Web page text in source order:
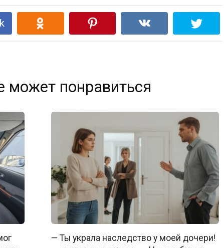
может понравиться
— Ты украла наследство у моей дочери!